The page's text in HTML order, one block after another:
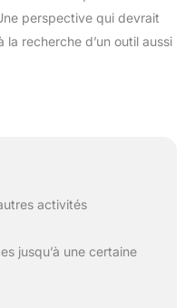
perspective qui devrait
recherche d’un outil aussi
activités
jusqu’à une certaine